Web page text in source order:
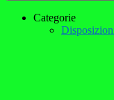
Categorie